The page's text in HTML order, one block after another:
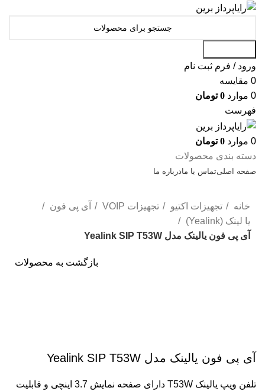
ورود / فرم ثبت نام
0 مقایسه
0 موارد 0 تومان
فهرست
0 موارد 0 تومان
دسته بندی محصولات
صفحه اصلیتماس با مادرباره ما
خانه تجهیزات اکتیو تجهیزات VOIP
آی پی فون
یا لینک (Yealink)
آی پی فون یالینک مدل Yealink SIP T53W
بازگشت به محصولات
آی پی فون یالینک مدل Yealink SIP T53W
تلفن ویپ یالینک T53W دارای صفحه نمایش 3.7 اینچی و قابلیت